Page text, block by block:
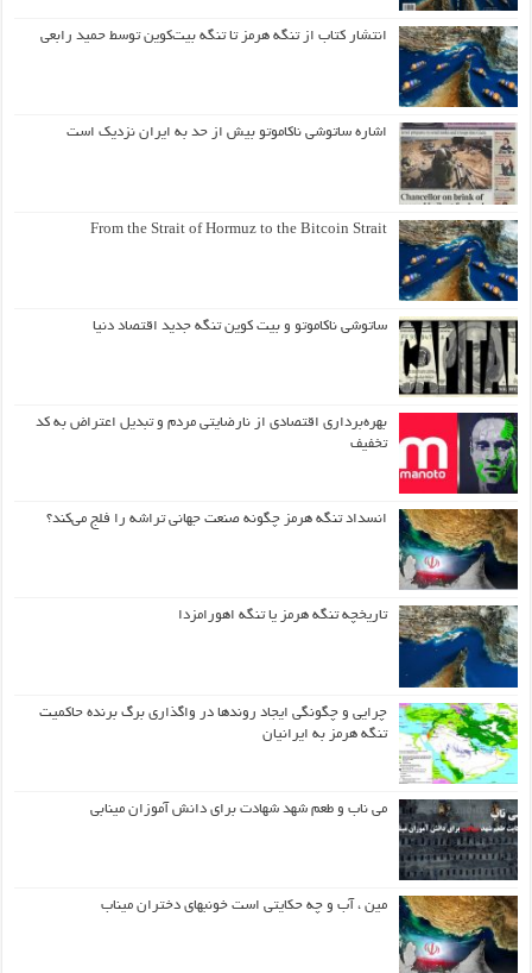
انتشار کتاب از تنگه هرمز تا تنگه بیت‌کوین توسط حمید رابعی
اشاره ساتوشی ناکاموتو بیش از حد به ایران نزدیک است
From the Strait of Hormuz to the Bitcoin Strait
ساتوشی ناکاموتو و بیت کوین تنگه جدید اقتصاد دنیا
بهره‌برداری اقتصادی از نارضایتی مردم و تبدیل اعتراض به کد
تخفیف
انسداد تنگه هرمز چگونه صنعت جهانی تراشه را فلج می‌کند؟
تاریخچه تنگه هرمز یا تنگه اهورامزدا
چرایی و چگونگی ایجاد روندها در واگذاری برگ برنده حاکمیت
تنگه هرمز به ایرانیان
می ناب و طعم شهد شهادت برای دانش آموزان مینابی
مین ، آب و چه حکایتی است خونبهای دختران میناب